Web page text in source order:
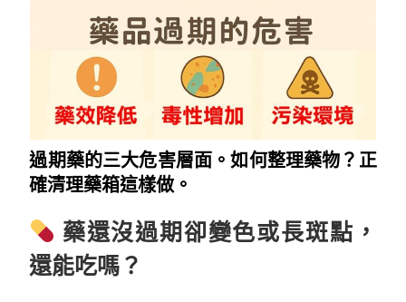
過期藥的三大危害層面。如何整理藥物？正
確清理藥箱這樣做。
藥還沒過期卻變色或長斑點，
還能吃嗎？